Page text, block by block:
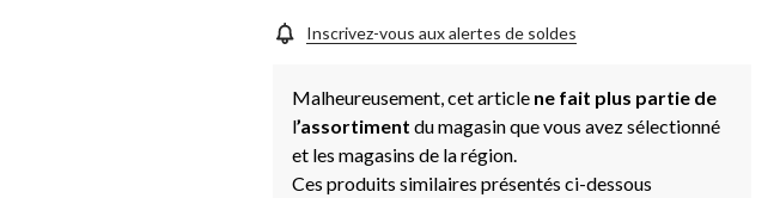
Inscrivez-vous aux alertes de soldes
Malheureusement, cet article ne fait plus partie de
l’assortiment du magasin que vous avez sélectionné
et les magasins de la région.
Ces produits similaires présentés ci-dessous